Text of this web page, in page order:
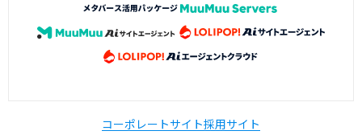
コーポレートサイト採用サイト